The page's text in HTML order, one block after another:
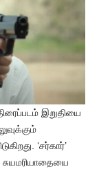
இறுதியை
‘சர்கார்’
சுயமரியாதையை